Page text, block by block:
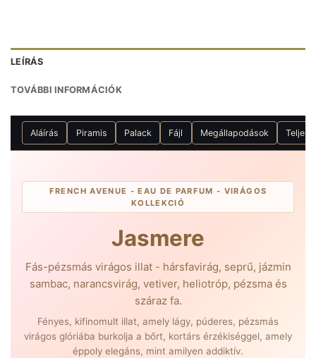
LEÍRÁS
TOVÁBBI INFORMÁCIÓK
Aláírás Piramis Palack Fájl Megállapodások
FRENCH AVENUE - EAU DE PARFUM - VIRÁGOS
KOLLEKCIÓ
Jasmere
Fás-pézsmás virágos illat - hársfavirág, seprű, jázmin
sambac, narancsvirág, vetiver, heliotróp, pézsma és
száraz fa.
Fényes, kifinomult illat, amely lágy, púderes, pézsmás
virágos glóriába burkolja a bőrt, kortárs érzékiséggel, amely
éppoly elegáns, mint amilyen addiktív.